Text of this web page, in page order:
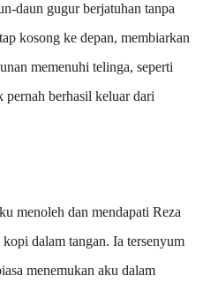
daun gugur berjatuhan tanpa
kosong ke depan, membiarkan
memenuhi telinga, seperti
pernah berhasil keluar dari
menoleh dan mendapati Reza
dalam tangan. Ia tersenyum
menemukan aku dalam